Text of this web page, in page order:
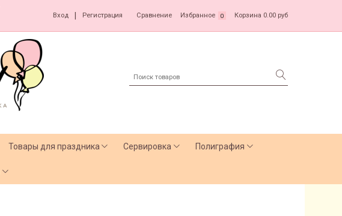
Вход Регистрация Сравнение Избранное 0 Корзина 0.00 руб
Товары для праздника Сервировка Полиграфия